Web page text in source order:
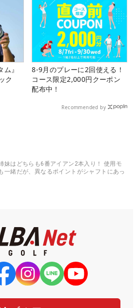
』
ク
8-9月のプレーに2回使える！
コース限定2,000円クーポン
配布中！
Recommended by
妹はどちらも6番アイアン2本入り！ 使用モ
一緒だが、異なるポイントがシャフトにあっ